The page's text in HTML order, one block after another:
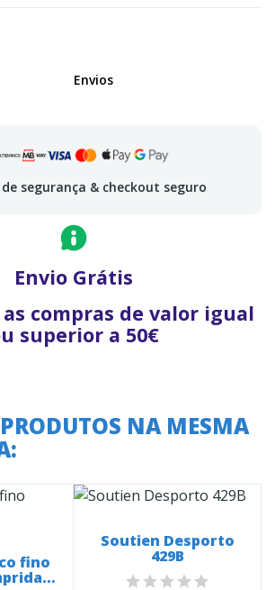
Envios
segurança & checkout seguro
Envio Grátis
compras de valor igual
superior a 50€
NA MESMA
fino
Soutien Desporto
429B